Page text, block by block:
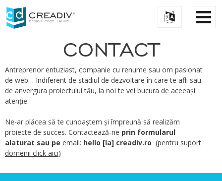
CONTACT
Antreprenor entuziast, companie cu renume sau om pasionat
de web… Indiferent de stadiul de dezvoltare în care te afli sau
de anvergura proiectului tău, la noi te vei bucura de aceeași
atenție.
Ne-ar plăcea să te cunoaștem și împreună să realizăm
proiecte de succes. Contactează-ne prin formularul
alaturat sau pe email: hello [la] creadiv.ro (pentru suport
domenii click aici)